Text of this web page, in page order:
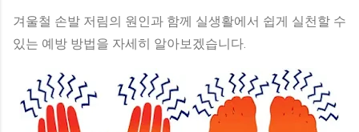
겨울철 손발 저림의 원인과 함께 실생활에서 쉽게 실천할 수
있는 예방 방법을 자세히 알아보겠습니다.